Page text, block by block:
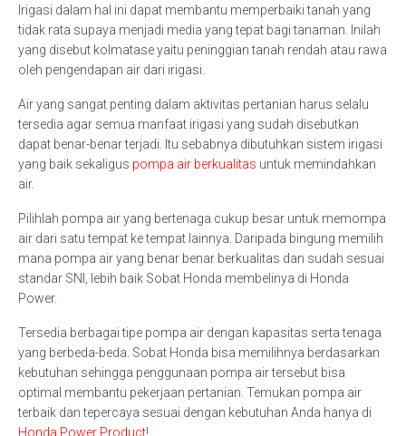
Irigasi dalam hal ini dapat membantu memperbaiki tanah yang
tidak rata supaya menjadi media yang tepat bagi tanaman. Inilah
yang disebut kolmatase yaitu peninggian tanah rendah atau rawa
oleh pengendapan air dari irigasi.
Air yang sangat penting dalam aktivitas pertanian harus selalu
tersedia agar semua manfaat irigasi yang sudah disebutkan
dapat benar-benar terjadi. Itu sebabnya dibutuhkan sistem irigasi
yang baik sekaligus pompa air berkualitas untuk memindahkan
air.
Pilihlah pompa air yang bertenaga cukup besar untuk memompa
air dari satu tempat ke tempat lainnya. Daripada bingung memilih
mana pompa air yang benar benar berkualitas dan sudah sesuai
standar SNI, lebih baik Sobat Honda membelinya di Honda
Power.
Tersedia berbagai tipe pompa air dengan kapasitas serta tenaga
yang berbeda-beda. Sobat Honda bisa memilihnya berdasarkan
kebutuhan sehingga penggunaan pompa air tersebut bisa
optimal membantu pekerjaan pertanian. Temukan pompa air
terbaik dan tepercaya sesuai dengan kebutuhan Anda hanya di
Honda Power Product!